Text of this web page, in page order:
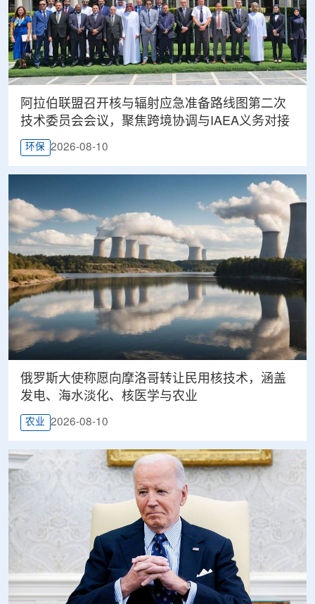
阿拉伯联盟召开核与辐射应急准备路线图第二次
技术委员会会议，聚焦跨境协调与IAEA义务对接
环保 2026-08-10
俄罗斯大使称愿向摩洛哥转让民用核技术，涵盖
发电、海水淡化、核医学与农业
农业 2026-08-10